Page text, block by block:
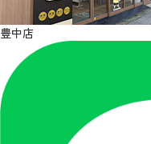
豊中店